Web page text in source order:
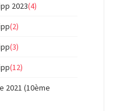
2023(4)
(2)
(3)
(12)
2021 (10ème